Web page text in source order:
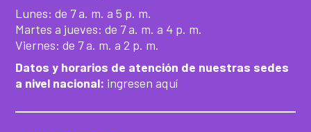
Lunes: de 7 a. m. a 5 p. m.
Martes a jueves: de 7 a. m. a 4 p. m.
Viernes: de 7 a. m. a 2 p. m.
Datos y horarios de atención de nuestras sedes
a nivel nacional: ingresen aquí